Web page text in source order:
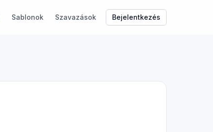
Sablonok Szavazások Bejelentkezés